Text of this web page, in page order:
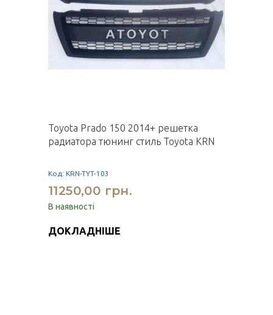
Toyota Prado 150 2014+ решетка
радиатора тюнинг стиль Toyota KRN
Код: KRN-TYT-103
11250,00 грн.
В наявності
ДОКЛАДНІШЕ